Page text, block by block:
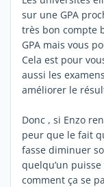
sur une GPA
très bon compte
GPA mais vous
Cela est pour
aussi les
améliorer le
Donc , si Enzo
peur que le fait
fasse diminuer
quelqu’un
comment ça se